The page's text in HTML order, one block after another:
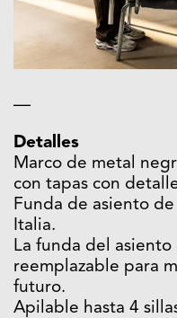
—
Detalles
Marco de metal
con tapas con
Funda de asiento
Italia.
La funda del
reemplazable para
futuro.
Apilable hasta 4